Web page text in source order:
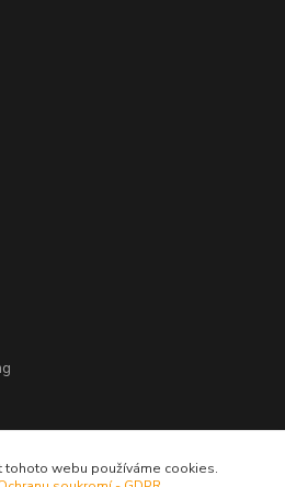
webu používáme cookies.